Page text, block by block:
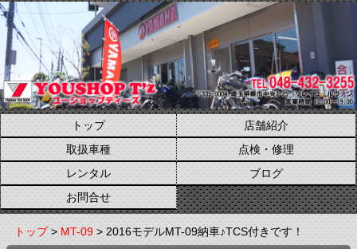
トップ
店舗紹介
取扱車種
点検・修理
レンタル
ブログ
お問合せ
トップ>MT-09> 2016モデルMT-09納車♪TCS付きです！